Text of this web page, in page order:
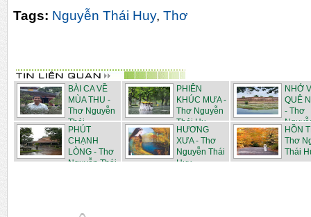
Tags: Nguyễn Thái Huy, Thơ
BÀI CA VỀ
MÙA THU -
Thơ Nguyễn
Thái...
PHIÊN
KHÚC MƯA -
Thơ Nguyễn
Thái Hu...
NHỚ
QUÊ
- Thơ
...
PHÚT
CHẠNH
LÒNG - Thơ
Nguyễn Thái
HƯƠNG
XƯA - Thơ
Nguyễn Thái
Huy
HỒN
Thơ
Thái